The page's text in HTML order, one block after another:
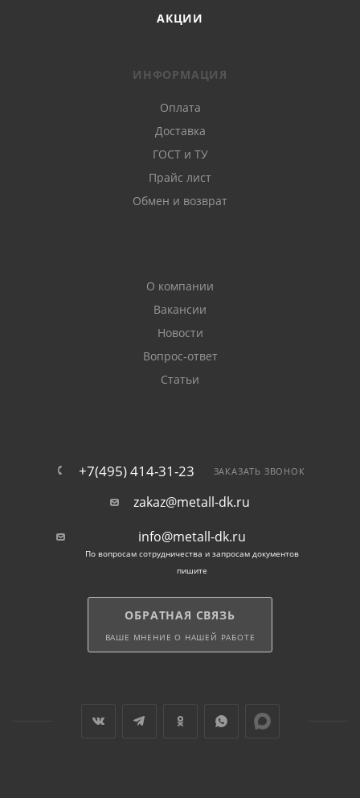
АКЦИИ
ИНФОРМАЦИЯ
Оплата
Доставка
ГОСТ и ТУ
Прайс лист
Обмен и возврат
О компании
Вакансии
Новости
Вопрос-ответ
Статьи
+7(495) 414-31-23 ЗАКАЗАТЬ ЗВОНОК
zakaz@metall-dk.ru
info@metall-dk.ru
По вопросам сотрудничества и запросам документов
пишите
ОБРАТНАЯ СВЯЗЬ
ВАШЕ МНЕНИЕ О НАШЕЙ РАБОТЕ